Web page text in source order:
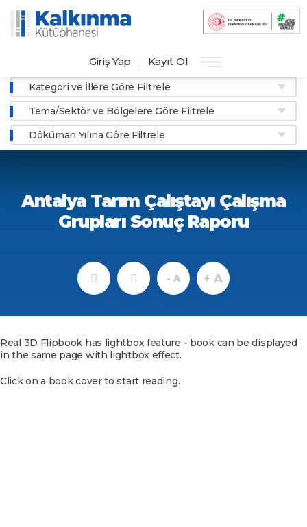
Giriş Yap Kayıt Ol
Kategori ve İllere Göre Filtrele
Tema/Sektör ve Bölgelere Göre Filtrele
Döküman Yılına Göre Filtrele
Antalya Tarım Çalıştayı Çalışma
Grupları Sonuç Raporu
- A + A
Real 3D Flipbook has lightbox feature - book can be displayed
in the same page with lightbox effect.
Click on a book cover to start reading.